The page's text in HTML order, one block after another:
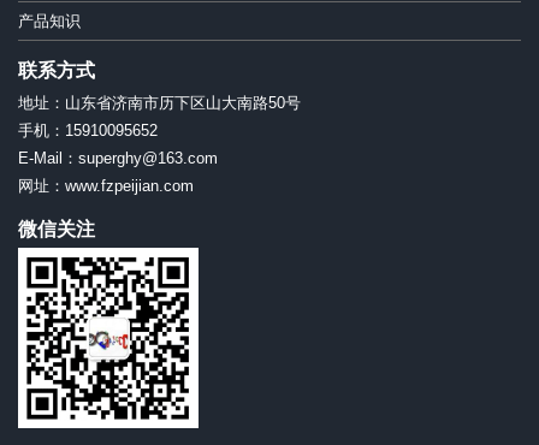
产品知识
联系方式
地址：山东省济南市历下区山大南路50号
手机：15910095652
E-Mail：superghy@163.com
网址：www.fzpeijian.com
微信关注